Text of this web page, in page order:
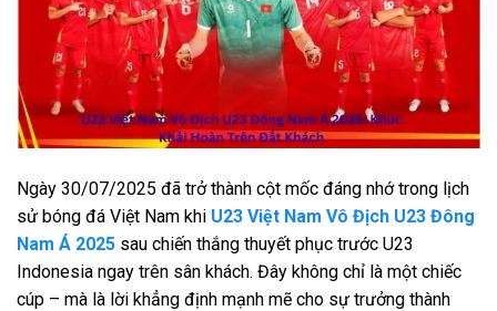
Ngày 30/07/2025 đã trở thành cột mốc đáng nhớ trong lịch
sử bóng đá Việt Nam khi U23 Việt Nam Vô Địch U23 Đông
Nam Á 2025 sau chiến thắng thuyết phục trước U23
Indonesia ngay trên sân khách. Đây không chỉ là một chiếc
cúp – mà là lời khẳng định mạnh mẽ cho sự trưởng thành